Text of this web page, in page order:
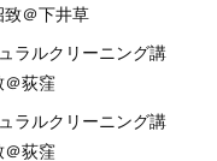
＠下井草
ラルクリーニング講
＠荻窪
ラルクリーニング講
＠荻窪